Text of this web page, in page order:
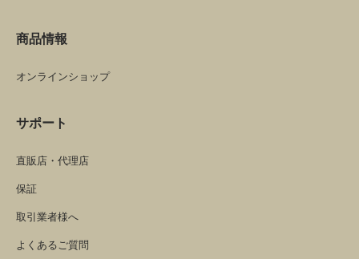
商品情報
オンラインショップ
サポート
直販店・代理店
保証
取引業者様へ
よくあるご質問